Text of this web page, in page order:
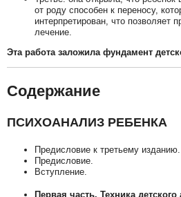
от роду способен к переносу,
интерпретирован, что позволяет
лечение.
Эта работа заложила фундамент
Содержание
ПСИХОАНАЛИЗ РЕБЕНКА
Предисловие к третьему изданию.
Предисловие.
Вступление.
Первая часть. Техника детского